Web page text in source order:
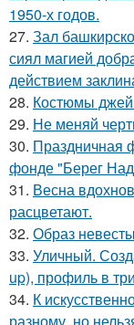
1950-х годов.
27. Зал
сиял магией
действием
28. Костюмы
29. Не меняй
30. Праздничная
фонде "Берег
31. Весна
расцветают.
32. Образ
33. Уличный.
up), профиль в
34. К
разному, но